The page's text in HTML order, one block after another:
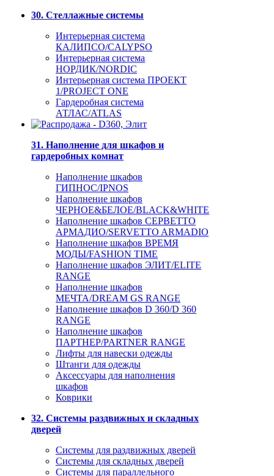
30. Стеллажные системы
Интерьерная система
КАЛИПСО/CALYPSO
Интерьерная система
НОРДИК/NORDIC
Интерьерная система ПРОЕКТ
1/PROJECT ONE
Гардеробная система
АТЛАС/ATLAS
31. Наполнение для шкафов и
гардеробных комнат
Наполнение шкафов
ГИПНОС/IPNOS
Наполнение шкафов
ЧЕРНОЕ&БЕЛОЕ/BLACK&WHITE
Наполнение шкафов СЕРВЕТТО
АРМАДИО/SERVETTO ARMADIO
Наполнение шкафов ВРЕМЯ
МОДЫ/FASHION TIME
Наполнение шкафов ЭЛИТ/ELITE
RANGE
Наполнение шкафов
МЕЧТА/DREAM GS RANGE
Наполнение шкафов D 360/D 360
RANGE
Наполнение шкафов
ПАРТНЕР/PARTNER RANGE
Лифты для навески одежды
Штанги для одежды
Аксессуары для наполнения
шкафов
Коврики
32. Системы раздвижных и складных
дверей
Системы для раздвижных дверей
Системы для складных дверей
Системы для параллельного